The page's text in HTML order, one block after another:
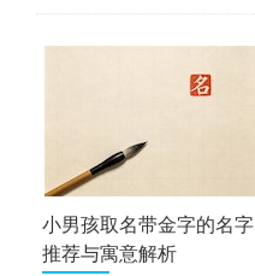
小男孩取名带金字的名字
推荐与寓意解析